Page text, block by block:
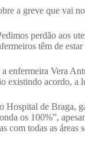
a greve que vai
perdão aos
têm de
a enfermeira Vera
existindo acordo, a
Hospital de Braga,
os 100%”,
com todas as áreas